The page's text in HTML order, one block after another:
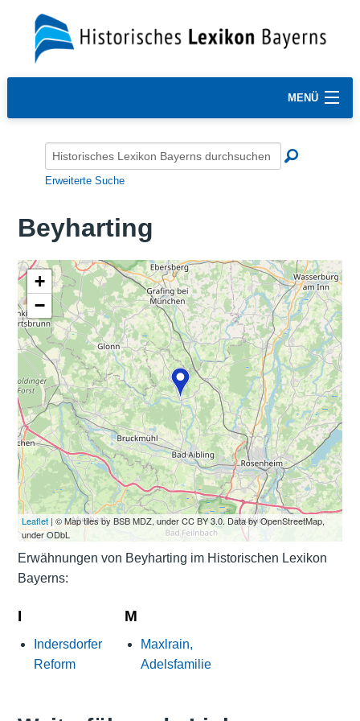
MENÜ
Erweiterte Suche
Beyharting
+
−
Leaflet| © Map tiles by BSB MDZ, under CC BY 3.0. Data by OpenStreetMap,
under ODbL
Erwähnungen von Beyharting im Historischen Lexikon
Bayerns:
I
Indersdorfer
Reform
M
Maxlrain,
Adelsfamilie